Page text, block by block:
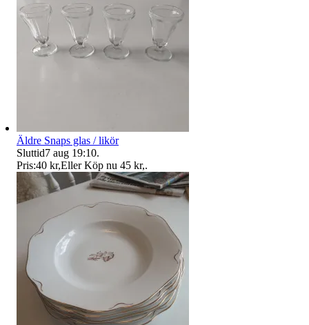
Äldre Snaps glas / likör
Sluttid7 aug 19:10.
Pris:40 kr,Eller Köp nu 45 kr,.